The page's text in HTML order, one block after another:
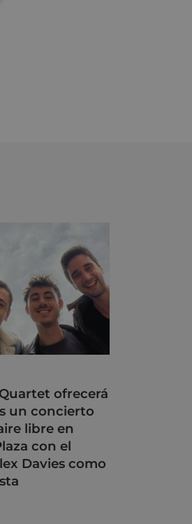
ofrecerá
un concierto
libre en
con el
Davies como